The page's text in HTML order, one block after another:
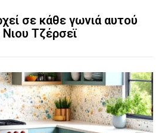
σε κάθε γωνιά αυτού
Τζέρσεϊ